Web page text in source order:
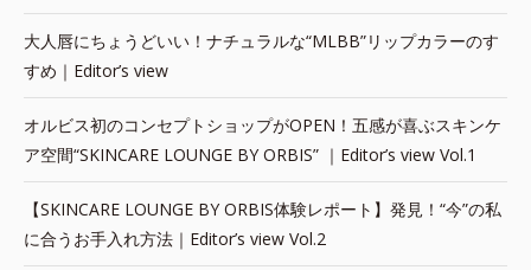
大人唇にちょうどいい！ナチュラルな“MLBB”リップカラーのす
すめ｜Editor’s view
オルビス初のコンセプトショップがOPEN！五感が喜ぶスキンケ
ア空間“SKINCARE LOUNGE BY ORBIS” ｜Editor’s view Vol.1
【SKINCARE LOUNGE BY ORBIS体験レポート】発見！“今”の私
に合うお手入れ方法｜Editor’s view Vol.2